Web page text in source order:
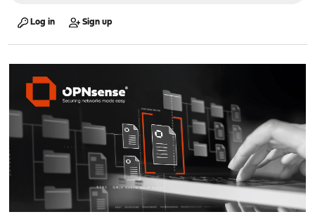
Log in Sign up